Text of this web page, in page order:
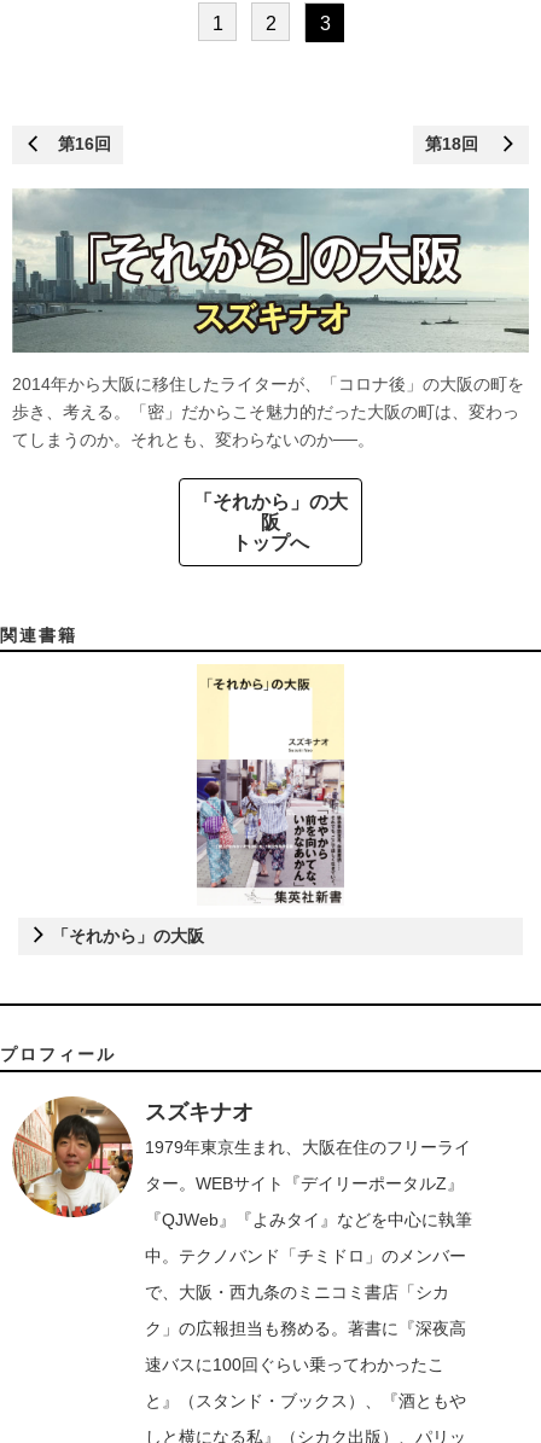
1 2 3
第16回 第18回
2014年から大阪に移住したライターが、「コロナ後」の大阪の町を
歩き、考える。「密」だからこそ魅力的だった大阪の町は、変わっ
てしまうのか。それとも、変わらないのか──。
「それから」の大
阪
トップへ
関連書籍
「それから」の大阪
プロフィール
スズキナオ
1979年東京生まれ、大阪在住のフリーライ
ター。WEBサイト『デイリーポータルZ』
『QJWeb』『よみタイ』などを中心に執筆
中。テクノバンド「チミドロ」のメンバー
で、大阪・西九条のミニコミ書店「シカ
ク」の広報担当も務める。著書に『深夜高
速バスに100回ぐらい乗ってわかったこ
と』（スタンド・ブックス）、『酒ともや
しと横になる私』（シカク出版）、パリッ